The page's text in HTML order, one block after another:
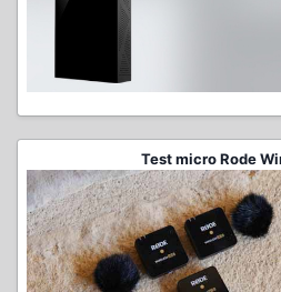
Test micro Rode